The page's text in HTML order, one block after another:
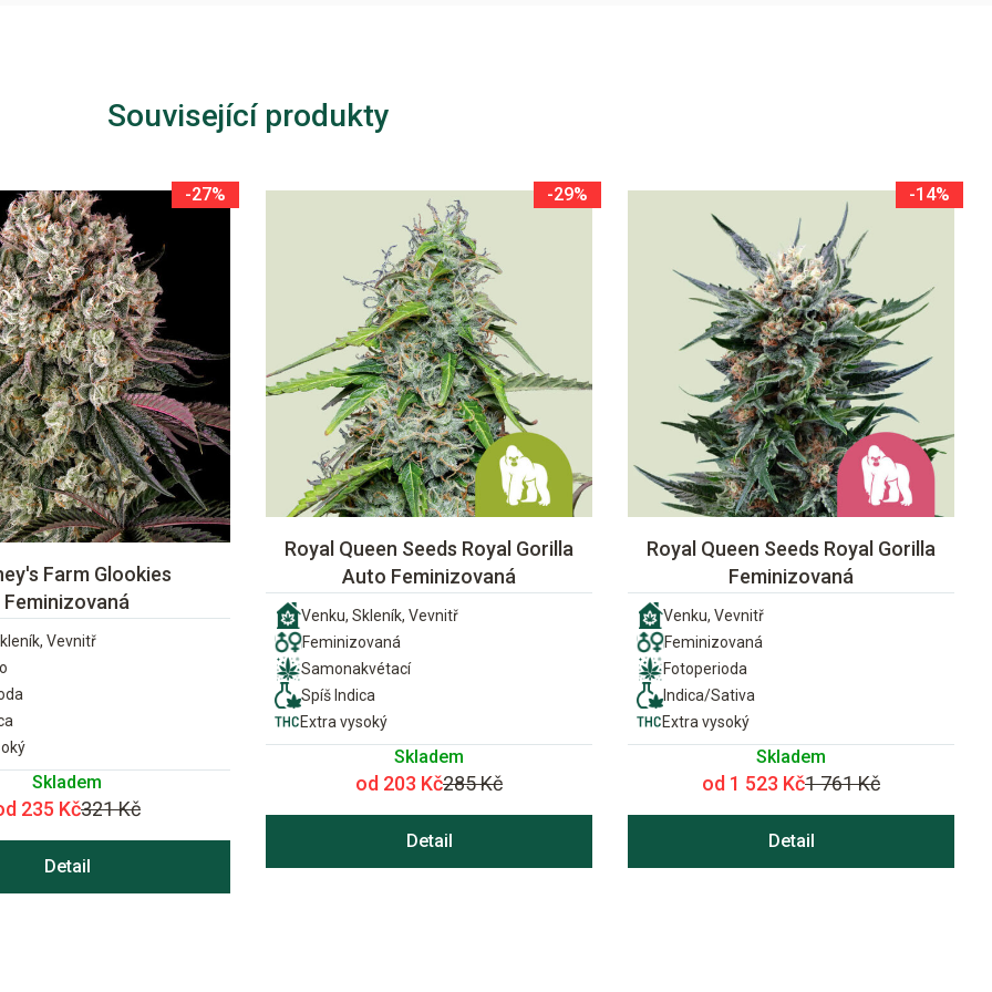
Související produkty
-27%
Farm Glookies
Feminizovaná
Vevnitř
Skladem
235 Kč321 Kč
Detail
-29%
Royal Queen Seeds Royal Gorilla
Auto Feminizovaná
Venku, Skleník, Vevnitř
Feminizovaná
Samonakvétací
Spíš Indica
Extra vysoký
Skladem
od 203 Kč285 Kč
Detail
-14%
Royal Queen Seeds Royal Gorilla
Feminizovaná
Venku, Vevnitř
Feminizovaná
Fotoperioda
Indica/Sativa
Extra vysoký
Skladem
od 1 523 Kč1 761 Kč
Detail